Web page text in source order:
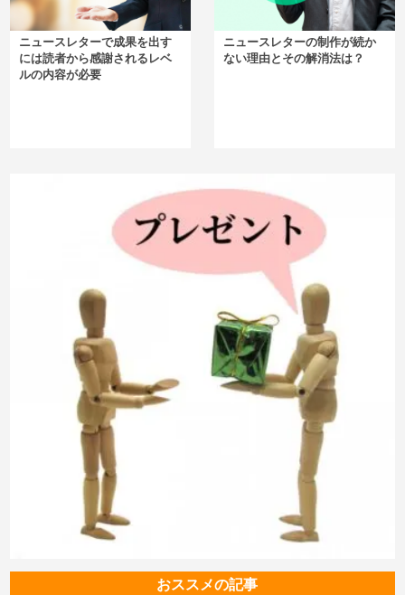
ニュースレターで成果を出す
には読者から感謝されるレベ
ルの内容が必要
ニュースレターの制作が続か
ない理由とその解消法は？
おススメの記事